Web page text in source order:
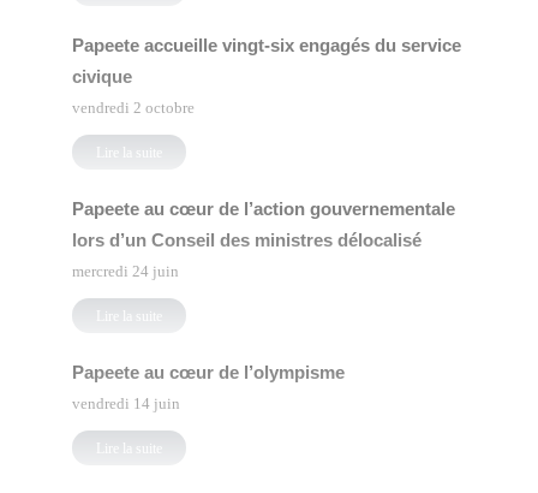
Papeete accueille vingt-six engagés du service
civique
vendredi 2 octobre
Lire la suite
Papeete au cœur de l’action gouvernementale
lors d’un Conseil des ministres délocalisé
mercredi 24 juin
Lire la suite
Papeete au cœur de l’olympisme
vendredi 14 juin
Lire la suite